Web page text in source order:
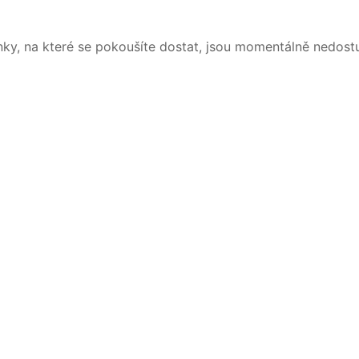
na které se pokoušíte dostat, jsou momentálně